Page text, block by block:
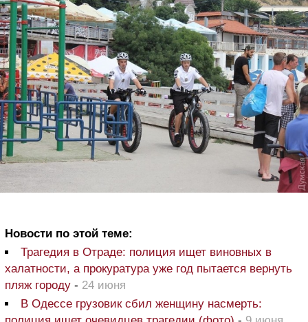
Новости по этой теме:
Трагедия в Отраде: полиция ищет виновных в
халатности, а прокуратура уже год пытается вернуть
пляж городу - 24 июня
В Одессе грузовик сбил женщину насмерть: